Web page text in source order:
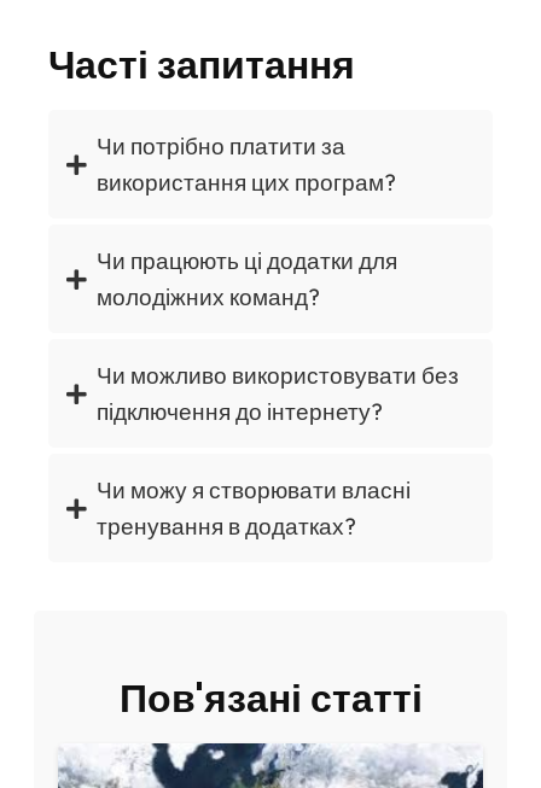
Часті запитання
Чи потрібно платити за
використання цих програм?
Чи працюють ці додатки для
молодіжних команд?
Чи можливо використовувати без
підключення до інтернету?
Чи можу я створювати власні
тренування в додатках?
Пов'язані статті